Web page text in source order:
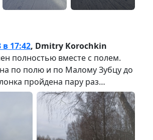
в 17:42, Dmitry Korochkin
полностью вместе с полем.
по полю и по Малому Зубцу до
пройдена пару раз…